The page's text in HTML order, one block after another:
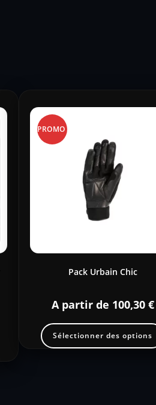
PROMO
Pack Urbain Chic
A partir de 100,30 €
Sélectionner des options